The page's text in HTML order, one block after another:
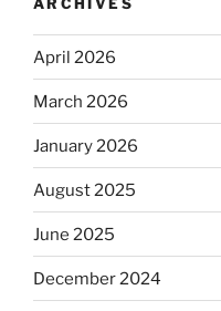
April 2026
March 2026
January 2026
August 2025
June 2025
December 2024